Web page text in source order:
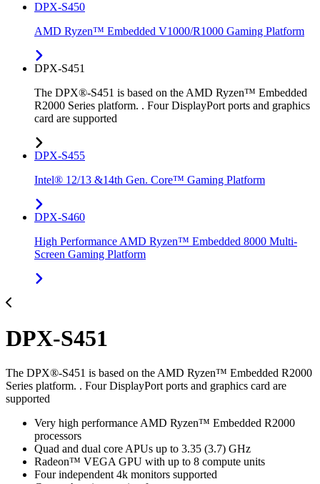
DPX-S450
AMD Ryzen™ Embedded V1000/R1000 Gaming Platform
DPX-S451
The DPX®-S451 is based on the AMD Ryzen™ Embedded
R2000 Series platform. . Four DisplayPort ports and graphics
card are supported
DPX-S455
Intel® 12/13 &14th Gen. Core™ Gaming Platform
DPX-S460
High Performance AMD Ryzen™ Embedded 8000 Multi-
Screen Gaming Platform
DPX-S451
The DPX®-S451 is based on the AMD Ryzen™ Embedded R2000
Series platform. . Four DisplayPort ports and graphics card are
supported
Very high performance AMD Ryzen™ Embedded R2000
processors
Quad and dual core APUs up to 3.35 (3.7) GHz
Radeon™ VEGA GPU with up to 8 compute units
Four independent 4k monitors supported